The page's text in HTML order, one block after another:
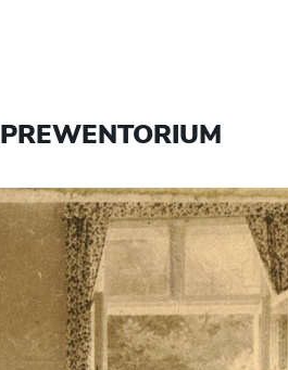
PREWENTORIUM